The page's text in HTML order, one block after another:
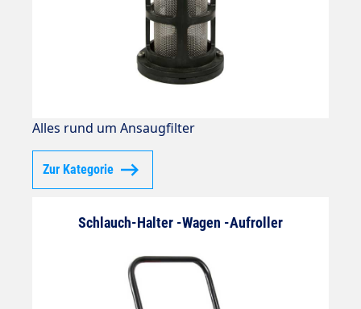
Alles rund um Ansaugfilter
Zur Kategorie
Schlauch-Halter -Wagen -Aufroller